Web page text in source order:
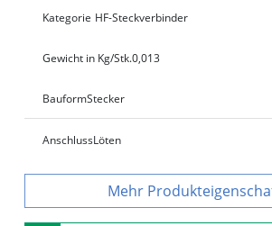
Kategorie HF-Steckverbinder
Gewicht in Kg/Stk.0,013
BauformStecker
AnschlussLöten